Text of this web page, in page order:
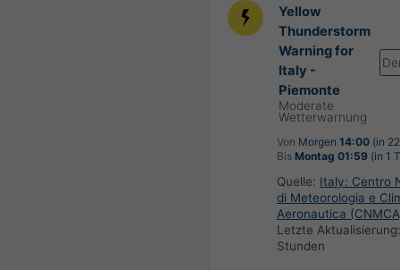
Yellow
Thunderstorm
Warning for
Italy -
Piemonte
Moderate
Wetterwarnung
Von Morgen 14:00 (in
Bis Montag 01:59 (in 1
Quelle: Italy: Centro
di Meteorologia e
Aeronautica
Letzte
Stunden